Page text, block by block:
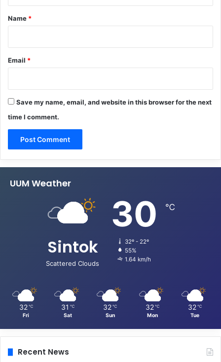
*
Name *
Email *
Save my name, email, and website in this browser for the next
time I comment.
UUM Weather
Sintok
Scattered Clouds
30 ℃
32º - 22º
55%
1.64 km/h
32 ℃
Fri
31 ℃
Sat
32 ℃
Sun
32 ℃
Mon
32 ℃
Tue
Recent News